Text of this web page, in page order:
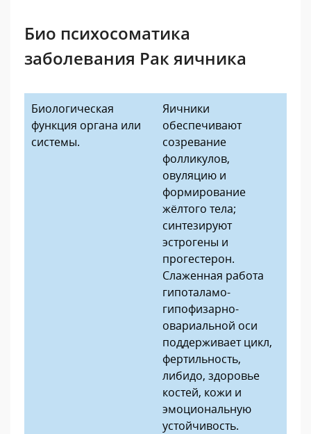
Био психосоматика
заболевания Рак яичника
Биологическая
функция органа или
системы.
Яичники
обеспечивают
созревание
фолликулов,
овуляцию и
формирование
жёлтого тела;
синтезируют
эстрогены и
прогестерон.
Слаженная работа
гипоталамо-
гипофизарно-
овариальной оси
поддерживает цикл,
фертильность,
либидо, здоровье
костей, кожи и
эмоциональную
устойчивость.